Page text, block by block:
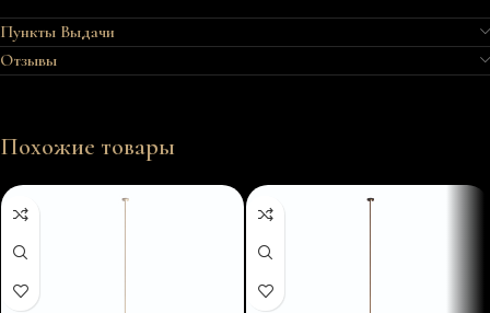
Пункты Выдачи
Отзывы
Похожие товары